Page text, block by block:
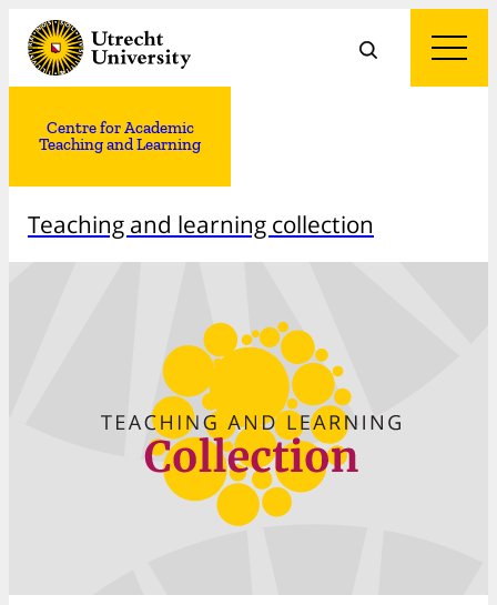
Centre for Academic
Teaching and Learning
Teaching and learning collection